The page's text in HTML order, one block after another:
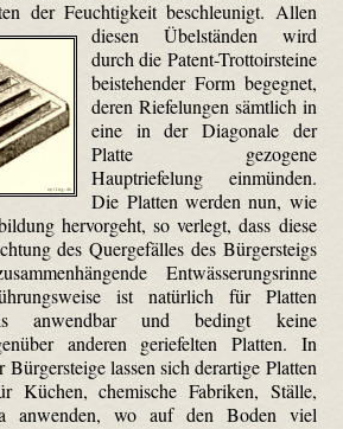
der Feuchtigkeit beschleunigt. Allen
diesen Übelständen wird
durch die Patent-Trottoirsteine
beistehender Form begegnet,
deren Riefelungen sämtlich in
eine in der Diagonale der
Platte gezogene
Hauptriefelung einmünden.
Die Platten werden nun, wie
hervorgeht, so verlegt, dass diese
des Quergefälles des Bürgersteigs
Entwässerungsrinne
ist natürlich für Platten
anwendbar und bedingt keine
anderen geriefelten Platten. In
lassen sich derartige Platten
Küchen, chemische Fabriken, Ställe,
anwenden, wo auf den Boden viel